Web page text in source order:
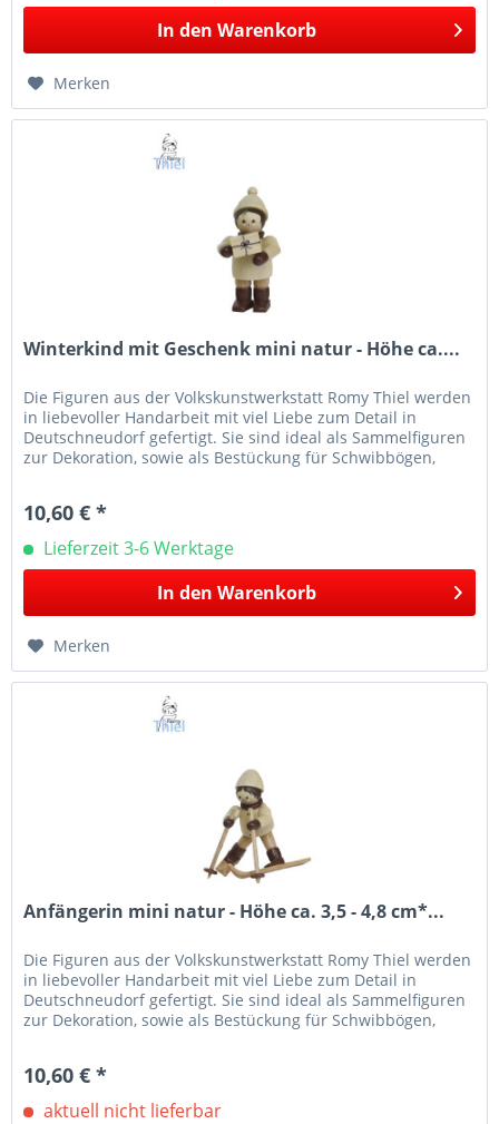
In den Warenkorb
Merken
Winterkind mit Geschenk mini natur - Höhe ca....
Die Figuren aus der Volkskunstwerkstatt Romy Thiel werden
in liebevoller Handarbeit mit viel Liebe zum Detail in
Deutschneudorf gefertigt. Sie sind ideal als Sammelfiguren
zur Dekoration, sowie als Bestückung für Schwibbögen,
10,60 € *
Lieferzeit 3-6 Werktage
In den Warenkorb
Merken
Anfängerin mini natur - Höhe ca. 3,5 - 4,8 cm*...
Die Figuren aus der Volkskunstwerkstatt Romy Thiel werden
in liebevoller Handarbeit mit viel Liebe zum Detail in
Deutschneudorf gefertigt. Sie sind ideal als Sammelfiguren
zur Dekoration, sowie als Bestückung für Schwibbögen,
10,60 € *
aktuell nicht lieferbar